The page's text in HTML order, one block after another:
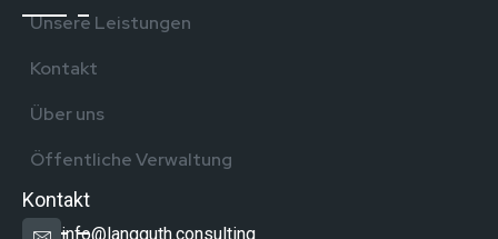
Unsere Leistungen
Kontakt
Über uns
Öffentliche Verwaltung
Kontakt
info@langguth.consulting